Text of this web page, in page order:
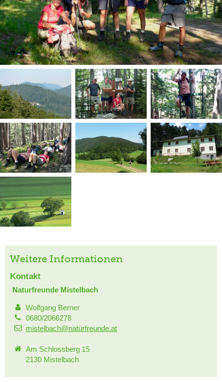
Weitere Informationen
Kontakt
Naturfreunde Mistelbach
Wolfgang Berner
0680/2066278
mistelbach@naturfreunde.at
Am Schlossberg 15
2130 Mistelbach